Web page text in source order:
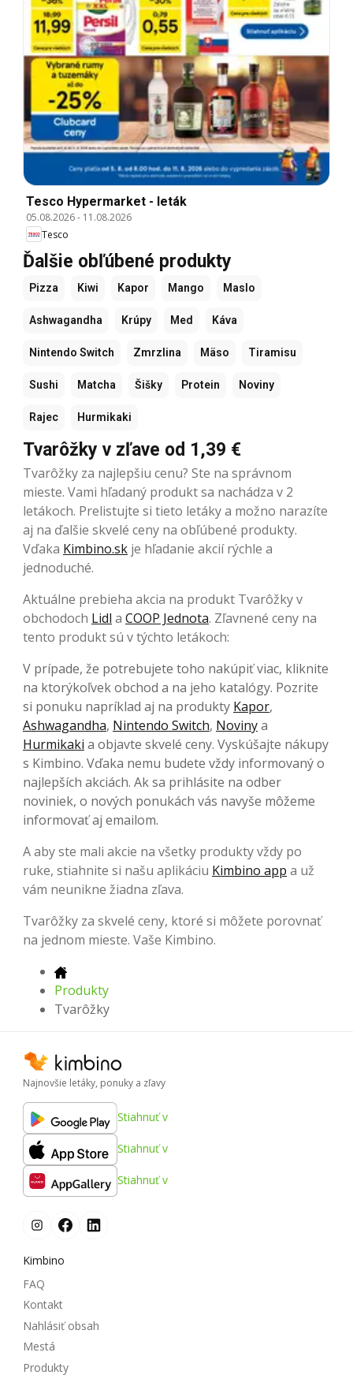
Tesco Hypermarket - leták
05.08.2026- 11.08.2026
Tesco
Ďalšie obľúbené produkty
Pizza Kiwi Kapor Mango Maslo
Ashwagandha Krúpy Med Káva
Nintendo Switch Zmrzlina Mäso Tiramisu
Sushi Matcha Šišky Protein Noviny
Rajec Hurmikaki
Tvarôžky v zľave od 1,39 €
Tvarôžky za najlepšiu cenu? Ste na správnom
mieste. Vami hľadaný produkt sa nachádza v 2
letákoch. Prelistujte si tieto letáky a možno narazíte
aj na ďalšie skvelé ceny na obľúbené produkty.
Vďaka Kimbino.sk je hľadanie akcií rýchle a
jednoduché.
Aktuálne prebieha akcia na produkt Tvarôžky v
obchodoch Lidl a COOP Jednota. Zľavnené ceny na
tento produkt sú v týchto letákoch:
V prípade, že potrebujete toho nakúpiť viac, kliknite
na ktorýkoľvek obchod a na jeho katalógy. Pozrite
si ponuku napríklad aj na produkty Kapor,
Ashwagandha, Nintendo Switch, Novinya
Hurmikaki a objavte skvelé ceny. Vyskúšajte nákupy
s Kimbino. Vďaka nemu budete vždy informovaný o
najlepších akciách. Ak sa prihlásite na odber
noviniek, o nových ponukách vás navyše môžeme
informovať aj emailom.
A aby ste mali akcie na všetky produkty vždy po
ruke, stiahnite si našu aplikáciu Kimbino app a už
vám neunikne žiadna zľava.
Tvarôžky za skvelé ceny, ktoré si môžete porovnať
na jednom mieste. Vaše Kimbino.
Produkty
Tvarôžky
Najnovšie letáky, ponuky a zľavy
Stiahnuť v
Stiahnuť v
Stiahnuť v
Kimbino
FAQ
Kontakt
Nahlásiť obsah
Mestá
Produkty